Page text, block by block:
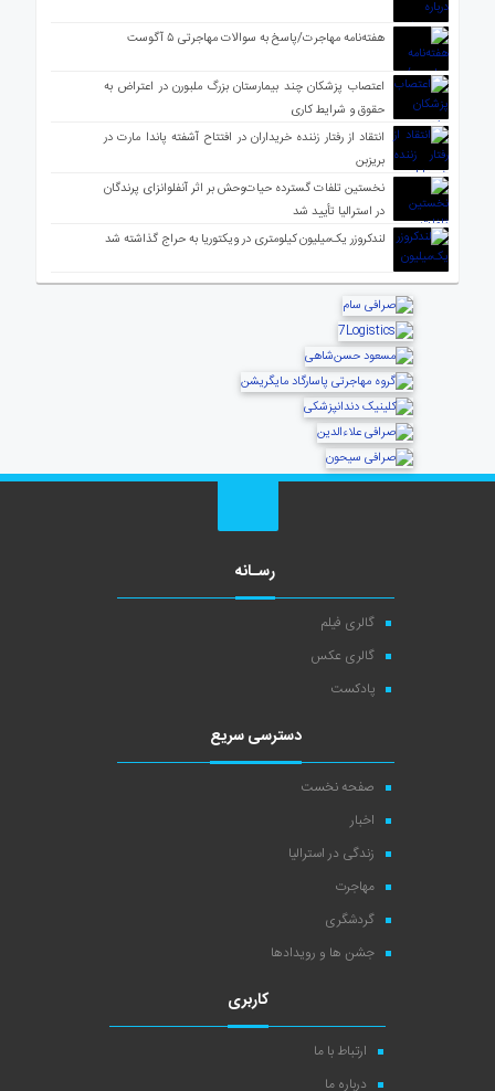
هفته‌نامه مهاجرت/پاسخ به سوالات مهاجرتی ۵ آگوست
اعتصاب پزشکان چند بیمارستان بزرگ ملبورن در اعتراض به
حقوق و شرایط کاری
انتقاد از رفتار زننده خریداران در افتتاح آشفته پاندا مارت در
بریزبن
نخستین تلفات گسترده حیات‌وحش بر اثر آنفلوانزای پرندگان
در استرالیا تأیید شد
لندکروزر یک‌میلیون کیلومتری در ویکتوریا به حراج گذاشته شد
رسـانه
گالری فیلم
گالری عکس
پادکست
دسترسی سریع
صفحه نخست
اخبار
زندگی در استرالیا
مهاجرت
گردشگری
جشن ها و رویدادها
کاربری
ارتباط با ما
درباره ما